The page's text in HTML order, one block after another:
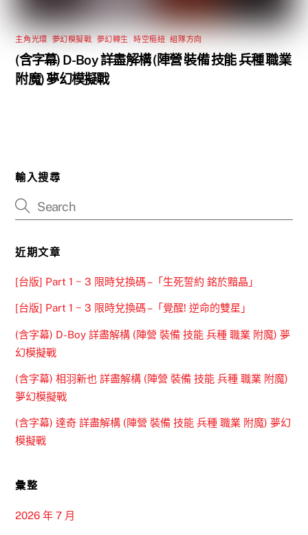
主角光環 夢幻模擬戰 夢幻轉生 時空樞紐 ,組隊方向
(含字幕) D-Boy 詳盡解構 (陣營 裝備 技能 兵種 職業
附魔) 夢幻模擬戰
輸入搜尋
近期文章
[台版] Part 1 ~ 3 限時兌換碼 –「生死誓約 銘於黯晶」
[台版] Part 1 ~ 3 限時兌換碼 –「覺醒! 逆命的雙星」
(含字幕) D-Boy 詳盡解構 (陣營 裝備 技能 兵種 職業 附魔) 夢
幻模擬戰
(含字幕) 相羽新也 詳盡解構 (陣營 裝備 技能 兵種 職業 附魔)
夢幻模擬戰
(含字幕) 達奇 詳盡解構 (陣營 裝備 技能 兵種 職業 附魔) 夢幻
模擬戰
彙整
2026 年 7 月